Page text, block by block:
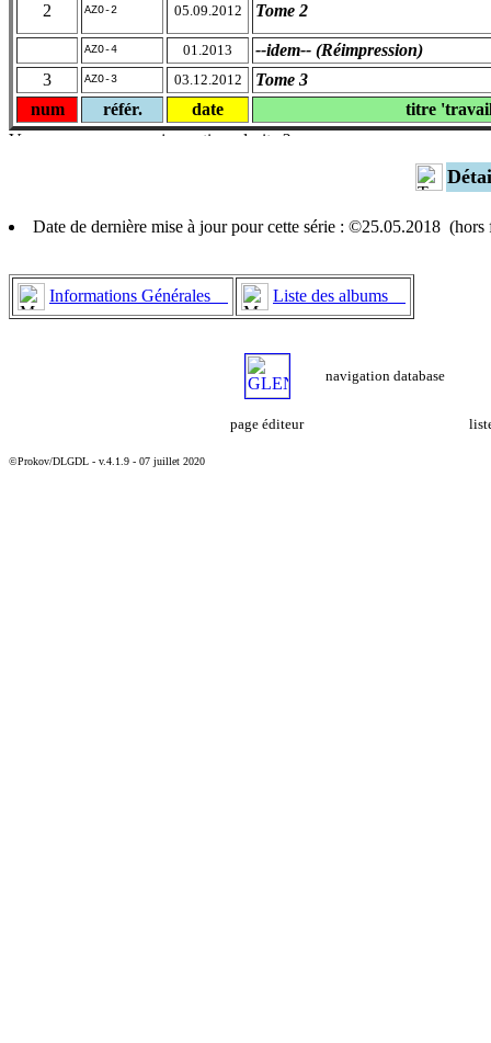
2 AZO-2 05.09.2012 Tome 2
AZO-4 01.2013
--idem-- (Réimpression)
3
AZO-3 03.12.2012
Tome 3
num
référ. date titre
Date de dernière mise à jour pour cette série : ©25.05.2018 (hors
Informations Générales Liste des albums
navigation database
page éditeur
©Prokov/DLGDL - v.4.1.9 - 07 juillet 2020